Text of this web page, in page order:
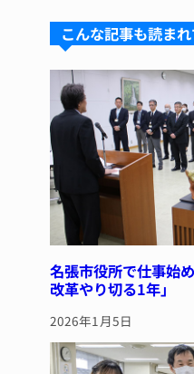
s
k
y
a
s
こんな記事も読まれ
名張市役所で仕事始
改革やり切る1年」
2026年1月5日